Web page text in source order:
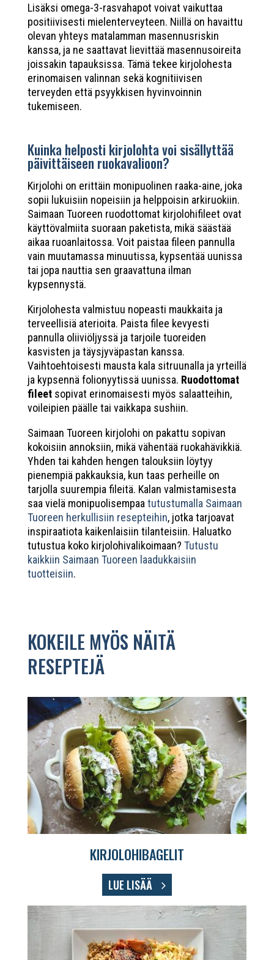
Lisäksi omega-3-rasvahapot voivat vaikuttaa
positiivisesti mielenterveyteen. Niillä on havaittu
olevan yhteys matalamman masennusriskin
kanssa, ja ne saattavat lievittää masennusoireita
joissakin tapauksissa. Tämä tekee kirjolohesta
erinomaisen valinnan sekä kognitiivisen
terveyden että psyykkisen hyvinvoinnin
tukemiseen.
Kuinka helposti kirjolohta voi sisällyttää
päivittäiseen ruokavalioon?
Kirjolohi on erittäin monipuolinen raaka-aine, joka
sopii lukuisiin nopeisiin ja helppoisin arkiruokiin.
Saimaan Tuoreen ruodottomat kirjolohifileet ovat
käyttövalmiita suoraan paketista, mikä säästää
aikaa ruoanlaitossa. Voit paistaa fileen pannulla
vain muutamassa minuutissa, kypsentää uunissa
tai jopa nauttia sen graavattuna ilman
kypsennystä.
Kirjolohesta valmistuu nopeasti maukkaita ja
terveellisiä aterioita. Paista filee kevyesti
pannulla oliiviöljyssä ja tarjoile tuoreiden
kasvisten ja täysjyväpastan kanssa.
Vaihtoehtoisesti mausta kala sitruunalla ja yrteillä
ja kypsennä folionyytissä uunissa. Ruodottomat
fileetsopivat erinomaisesti myös salaatteihin,
voileipien päälle tai vaikkapa sushiin.
Saimaan Tuoreen kirjolohi on pakattu sopivan
kokoisiin annoksiin, mikä vähentää ruokahävikkiä.
Yhden tai kahden hengen talouksiin löytyy
pienempiä pakkauksia, kun taas perheille on
tarjolla suurempia fileitä. Kalan valmistamisesta
saa vielä monipuolisempaa tutustumalla Saimaan
Tuoreen herkullisiin resepteihin, jotka tarjoavat
inspiraatiota kaikenlaisiin tilanteisiin. Haluatko
tutustua koko kirjolohivalikoimaan? Tutustu
kaikkiin Saimaan Tuoreen laadukkaisiin
tuotteisiin.
KOKEILE MYÖS NÄITÄ
RESEPTEJÄ
KIRJOLOHIBAGELIT
LUE LISÄÄ